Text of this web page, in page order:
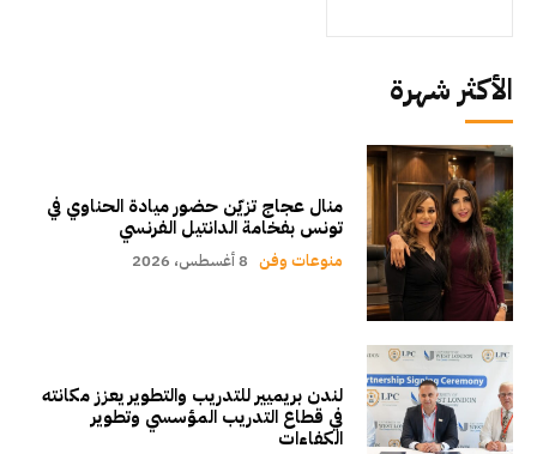
الأكثر شهرة
منال عجاج تزيّن حضور ميادة الحناوي في
تونس بفخامة الدانتيل الفرنسي
منوعات وفن 8 أغسطس، 2026
لندن بريميير للتدريب والتطوير يعزز مكانته
في قطاع التدريب المؤسسي وتطوير
الكفاءات